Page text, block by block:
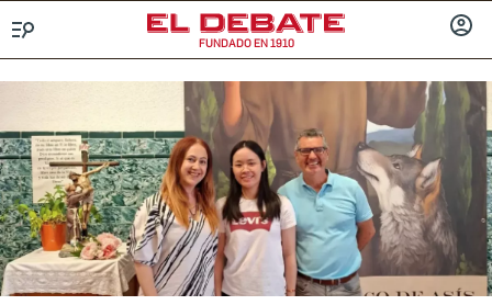
FUNDADO EN 1910